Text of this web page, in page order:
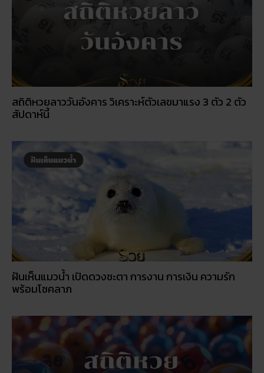
สถิติหวยลาววันอังคาร วิเคราะห์ตัวเลขมาแรง 3 ตัว 2 ตัว
สัปดาห์นี้
ฝันเห็นแมวน้ำ เปิดดวงชะตา การงาน การเงิน ความรัก
พร้อมโชคลาภ